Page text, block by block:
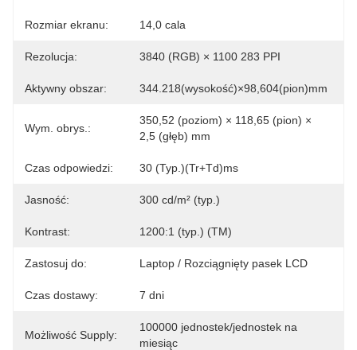
Rozmiar ekranu: 14,0 cala
Rezolucja: 3840 (RGB) × 1100 283 PPI
Aktywny obszar: 344.218(wysokość)×98,604(pion)mm
Wym. obrys.:
350,52 (poziom) × 118,65 (pion) ×
2,5 (głęb) mm
Czas odpowiedzi: 30 (Typ.)(Tr+Td)ms
Jasność: 300 cd/m² (typ.)
Kontrast: 1200:1 (typ.) (TM)
Zastosuj do: Laptop / Rozciągnięty pasek LCD
Czas dostawy: 7 dni
Możliwość Supply:
100000 jednostek/jednostek na
miesiąc